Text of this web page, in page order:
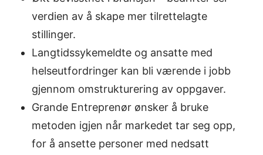
verdien av å skape mer tilrettelagte
stillinger.
Langtidssykemeldte og ansatte med
helseutfordringer kan bli værende i jobb
gjennom omstrukturering av oppgaver.
Grande Entreprenør ønsker å bruke
metoden igjen når markedet tar seg opp,
for å ansette personer med nedsatt